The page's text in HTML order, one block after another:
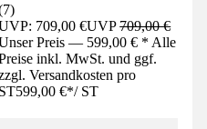
7)
709,00 €UVP709,00 €
Preis — 599,00 € * Alle
inkl. MwSt. und ggf.
Versandkosten pro
ST599,00 €*/ ST